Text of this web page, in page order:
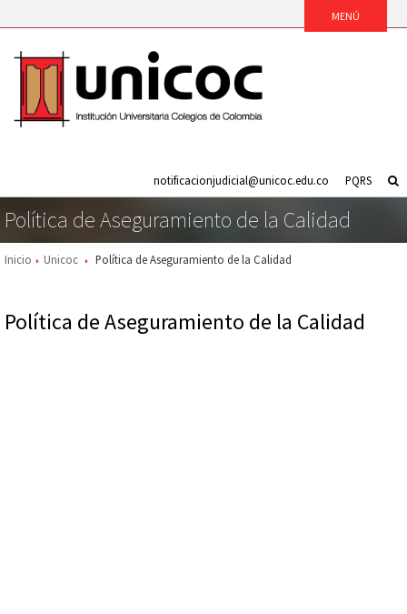
PQRS
notificacionjudicial@unicoc.edu.co
Política de Aseguramiento de la Calidad
Inicio Unicoc Política de Aseguramiento de la Calidad
Política de Aseguramiento de la Calidad